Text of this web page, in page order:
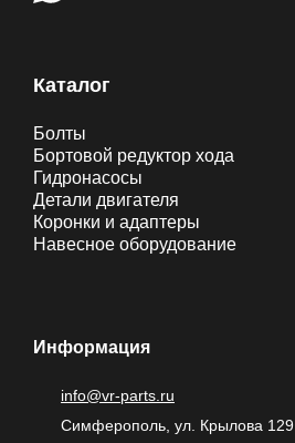
Каталог
Болты
Бортовой редуктор хода
Гидронасосы
Детали двигателя
Коронки и адаптеры
Навесное оборудование
Информация
info@vr-parts.ru
Симферополь, ул. Крылова 129